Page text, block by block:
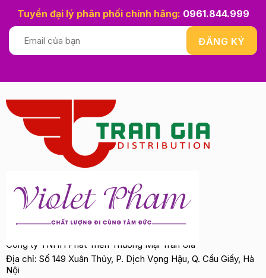
Tuyển đại lý phân phối chính hãng: 0961.844.999
Công ty TNHH Phát Triển Thương Mại Trần Gia
Địa chỉ: Số 149 Xuân Thủy, P. Dịch Vọng Hậu, Q. Cầu Giấy, Hà
Nội